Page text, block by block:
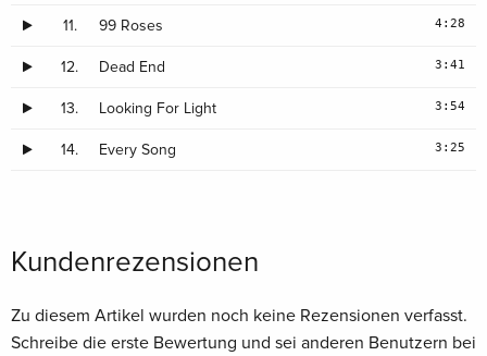
11. 99 Roses 4:28
12. Dead End 3:41
13. Looking For Light 3:54
14. Every Song 3:25
Kundenrezensionen
Zu diesem Artikel wurden noch keine Rezensionen verfasst.
Schreibe die erste Bewertung und sei anderen Benutzern bei